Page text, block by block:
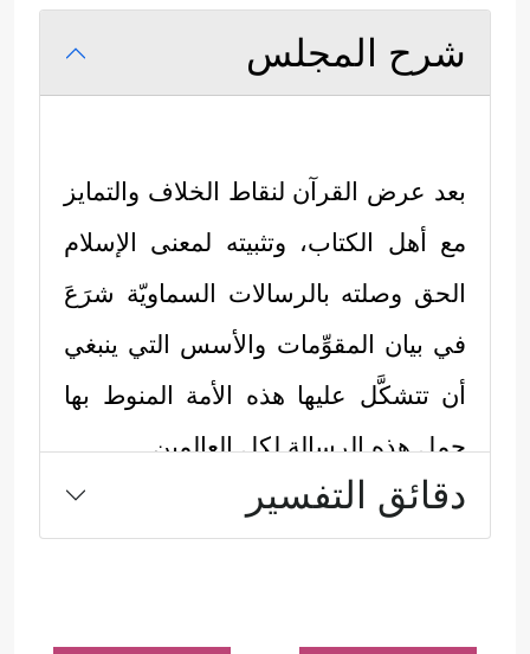
شرح المجلس
بعد عرض القرآن لنقاط الخلاف والتمايز
مع أهل الكتاب، وتثبيته لمعنى الإسلام
الحق وصلته بالرسالات السماويّة شرَعَ
في بيان المقوِّمات والأسس التي ينبغي
أن تتشكَّل عليها هذه الأمة المنوط بها
حمل هذه الرسالة لكل العالمين.
أولًا: الإيمان هو الأساس الذي تتكون
دقائق التفسير